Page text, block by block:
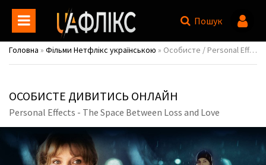
Пошук
Головна » Фільми Нетфлікс українською » Особисте / Personal Effects - The Space Between Loss and Love
ОСОБИСТЕ ДИВИТИСЬ ОНЛАЙН
Personal Effects - The Space Between Loss and Love